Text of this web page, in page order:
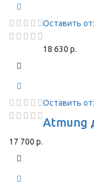
Оставить
18 630 р.
Оставить
Atmung
17 700 р.